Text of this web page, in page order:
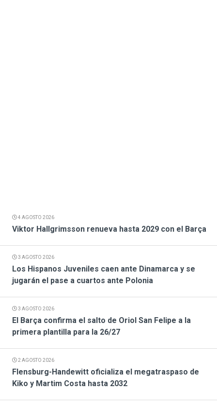
4 AGOSTO 2026
Viktor Hallgrimsson renueva hasta 2029 con el Barça
3 AGOSTO 2026
Los Hispanos Juveniles caen ante Dinamarca y se
jugarán el pase a cuartos ante Polonia
3 AGOSTO 2026
El Barça confirma el salto de Oriol San Felipe a la
primera plantilla para la 26/27
2 AGOSTO 2026
Flensburg-Handewitt oficializa el megatraspaso de
Kiko y Martim Costa hasta 2032